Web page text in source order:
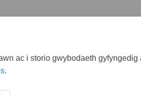
ac i storio gwybodaeth
.